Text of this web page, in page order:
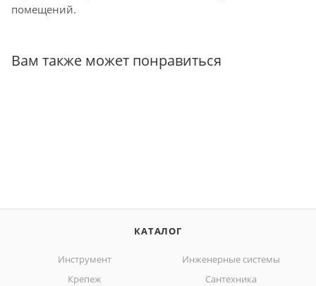
помещений.
Вам также может понравиться
КАТАЛОГ
Инструмент
Инженерные системы
Крепеж
Сантехника